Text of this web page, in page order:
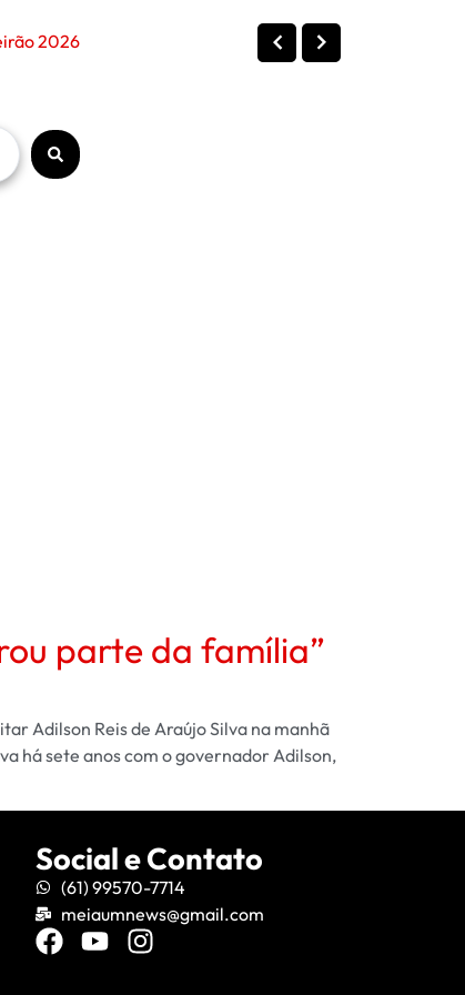
2026
parte da família”
Adilson Reis de Araújo Silva na manhã
há sete anos com o governador Adilson,
Social e Contato
(61) 99570-7714
meiaumnews@gmail.com